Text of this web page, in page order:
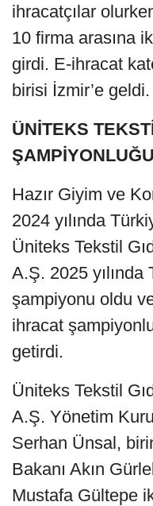
ihracatçılar
10 firma arasına
girdi. E-ihracat
birisi İzmir’e geldi.
ÜNİTEKS
Hazır Giyim ve
2024 yılında
Üniteks Tekstil
A.Ş. 2025
şampiyonu oldu
ihracat
getirdi.
Üniteks Tekstil
A.Ş. Yönetim
Serhan Ünsal,
Bakanı Akın
Mustafa Gültepe